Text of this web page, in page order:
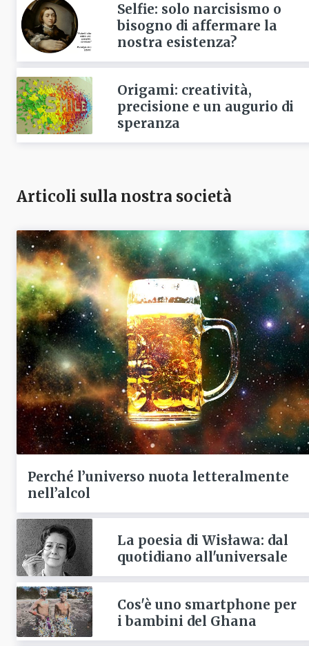
Selfie: solo narcisismo o
bisogno di affermare la
nostra esistenza?
Origami: creatività,
precisione e un augurio di
speranza
Articoli sulla nostra società
Perché l’universo nuota letteralmente
nell’alcol
La poesia di Wisława: dal
quotidiano all'universale
Cos'è uno smartphone per
i bambini del Ghana